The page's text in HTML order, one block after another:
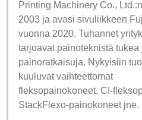
Printing Machinery Co.,
2003 ja avasi sivuliikkeen
vuonna 2020. Tuhannet
tarjoavat painoteknistä tukea
painoratkaisuja. Nykyisiin
kuuluvat vaihteettomat
fleksopainokoneet, CI-
StackFlexo-painokoneet jne.